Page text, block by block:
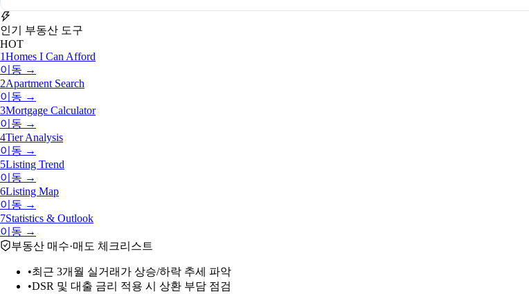
인기 부동산 도구
HOT
1Homes I Can Afford
이동 →
2Apartment Search
이동 →
3Mortgage Calculator
이동 →
4Tier Analysis
이동 →
5Listing Trend
이동 →
6Listing Map
이동 →
7Statistics & Outlook
이동 →
부동산 매수·매도 체크리스트
•최근 3개월 실거래가 상승/하락 추세 파악
•DSR 및 대출 금리 적용 시 상환 부담 점검